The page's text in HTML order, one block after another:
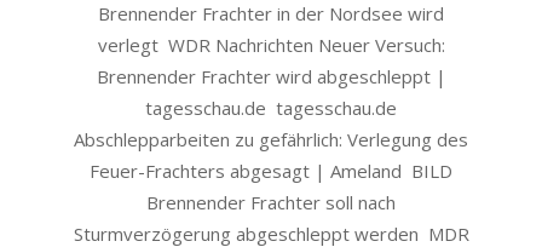
Brennender Frachter in der Nordsee wird
verlegt WDR Nachrichten Neuer Versuch:
Brennender Frachter wird abgeschleppt |
tagesschau.de tagesschau.de
Abschlepparbeiten zu gefährlich: Verlegung des
Feuer-Frachters abgesagt | Ameland BILD
Brennender Frachter soll nach
Sturmverzögerung abgeschleppt werden MDR